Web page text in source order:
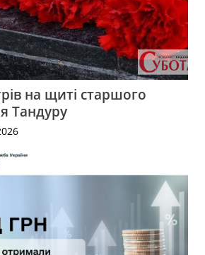
на щиті старшого
Тандуру